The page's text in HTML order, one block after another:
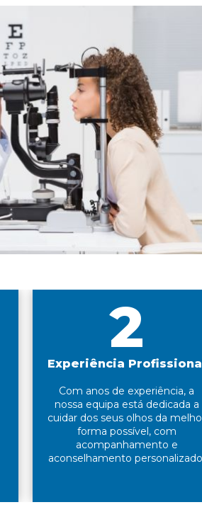
2
Experiência
Com anos de experiência, a
nossa equipa está dedicada a
cuidar dos seus olhos da
forma possível, com
acompanhamento e
aconselhamento